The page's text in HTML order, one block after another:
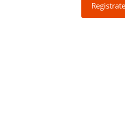
Registrate